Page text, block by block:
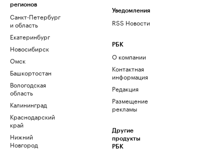
регионов
Санкт-Петербург
и область
Екатеринбург
Новосибирск
Омск
Башкортостан
Вологодская
область
Калининград
Краснодарский
край
Нижний
Новгород
Уведомления
RSS Новости
РБК
О компании
Контактная
информация
Редакция
Размещение
рекламы
Другие
продукты
РБК